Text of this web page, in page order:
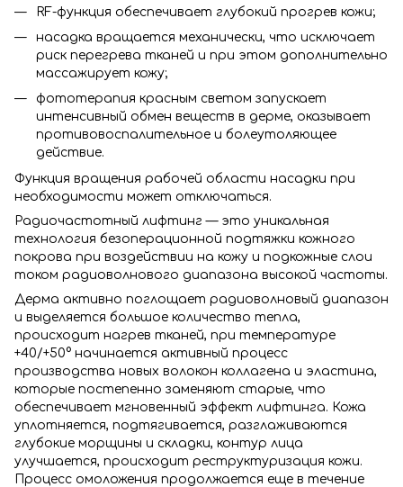
RF-функция обеспечивает глубокий прогрев кожи;
насадка вращается механически, что исключает
риск перегрева тканей и при этом дополнительно
массажирует кожу;
фототерапия красным светом запускает
интенсивный обмен веществ в дерме, оказывает
противовоспалительное и болеутоляющее
действие.
Функция вращения рабочей области насадки при
необходимости может отключаться.
Радиочастотный лифтинг — это уникальная
технология безоперационной подтяжки кожного
покрова при воздействии на кожу и подкожные слои
током радиоволнового диапазона высокой частоты.
Дерма активно поглощает радиоволновый диапазон
и выделяется большое количество тепла,
происходит нагрев тканей, при температуре
+40/+50° начинается активный процесс
производства новых волокон коллагена и эластина,
которые постепенно заменяют старые, что
обеспечивает мгновенный эффект лифтинга. Кожа
уплотняется, подтягивается, разглаживаются
глубокие морщины и складки, контур лица
улучшается, происходит реструктуризация кожи.
Процесс омоложения продолжается еще в течение